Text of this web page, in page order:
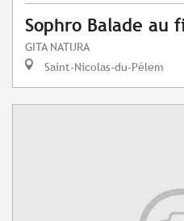
Sophro Balade au
GITA NATURA
Saint-Nicolas-du-Pélem